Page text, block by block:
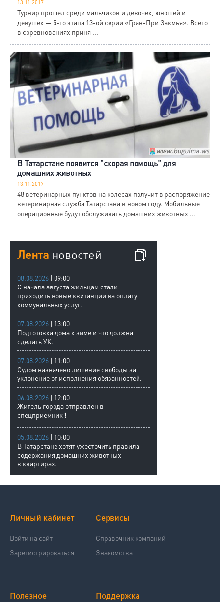
13.11.2017
Турнир прошел среди мальчиков и девочек, юношей и
девушек — 5-го этапа 13-ой серии «Гран-При Закмья». Всего
в соревнованиях приня ...
В Татарстане появится "скорая помощь" для
домашних животных
13.11.2017
48 ветеринарных пунктов на колесах получит в распоряжение
ветеринарная служба Татарстана в новом году. Мобильные
операционные будут обслуживать домашних животных ...
Лента новостей
08.08.2026 | 09:00
С начала августа жильцам стали
приходить новые квитанции на оплату
коммунальных услуг.
07.08.2026 | 13:00
Подготовка дома к зиме и что должна
сделать УК.
07.08.2026 | 11:00
Судом назначено лишение свободы за
уклонение от исполнения обязанностей.
06.08.2026 | 12:00
Житель города отправлен в
спецприемник ❗
05.08.2026 | 10:00
В Татарстане хотят ужесточить правила
содержания домашних животных
в квартирах.
Личный кабинет
Войти на сайт
Зарегистрироваться
Сервисы
Справочник компаний
Знакомства
Полезное Поддержка